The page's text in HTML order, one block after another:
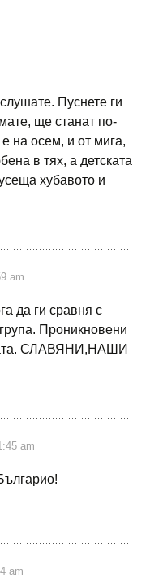
Пуснете ги
ще станат по-
на осем, и от мига,
в тях, а детската
хубавото и
am
да ги сравня с
Проникновени
СЛАВЯНИ,НАШИ
am
am